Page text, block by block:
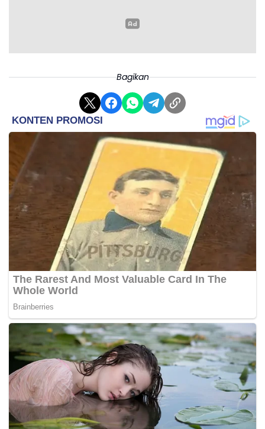
"Selang beberapa menit kemudian, pada pukul 07.49
tersebut diduga merupakan bagian badan dan ekor
Andi menjelaskan, dari arah puncak, posisi badan
pesawat terlihat di sisi utara.
Temuan tersebut langsung ditindaklanjuti oleh tim di
darat.
Tim AJU yang lebih dulu diberangkatkan segera
diarahkan menuju titik serpihan terbesar. Namun,
proses menuju lokasi mengalami kendala medan
terjal dan cuaca berkabut.
“Kami harus memastikan keselamatan sebelum
melakukan penurunan ke lokasi badan pesawat.
Akses menuju titik temukan cukup ekstrem bagi
personel," ucapnya.
Dikatakan, serpihan awal sebelumnya ditemukan di
Pos 9 jalur pendakian Gunung Bulusaraung.
Sementara badan pesawat dan ekor terpantau
berada di bawah lereng gunung.
Untuk proses evakuasi, tim SAR tetap menggunakan
jalur pendakian sebagai akses utama. Jalur alternatif
dinilai lebih dekat, namun berisiko tinggi karena
kemiringan medan.
Bagikan